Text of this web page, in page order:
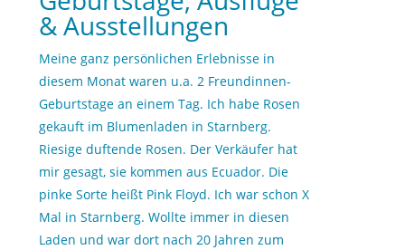
& Ausstellungen
Meine ganz persönlichen Erlebnisse in
diesem Monat waren u.a. 2 Freundinnen-
Geburtstage an einem Tag. Ich habe Rosen
gekauft im Blumenladen in Starnberg.
Riesige duftende Rosen. Der Verkäufer hat
mir gesagt, sie kommen aus Ecuador. Die
pinke Sorte heißt Pink Floyd. Ich war schon X
Mal in Starnberg. Wollte immer in diesen
Laden und war dort nach 20 Jahren zum